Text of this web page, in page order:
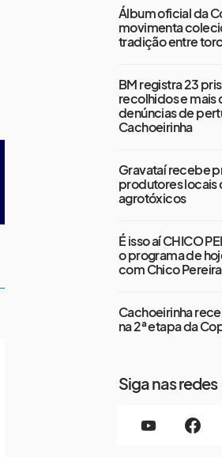
Álbum oficial da
movimenta
tradição entre
BM registra 23
recolhidos e mais
denúncias de
Cachoeirinha
Gravataí recebe
produtores locais
agrotóxicos
É isso aí CHICO
o programa de
com Chico Pereira
Cachoeirinha
na 2ª etapa da
Siga nas redes